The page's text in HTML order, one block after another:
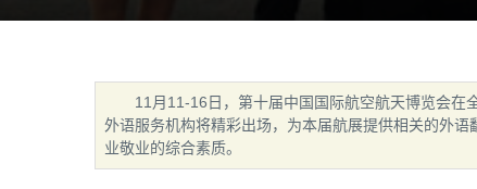
11月11-16日，第十届中国国际航空航天博览会在
外语服务机构将精彩出场，为本届航展提供相关的外
业敬业的综合素质。